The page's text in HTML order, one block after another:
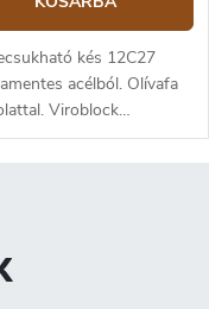
kés 12C27
acélból. Olívafa
Viroblock
A penge hossza 9